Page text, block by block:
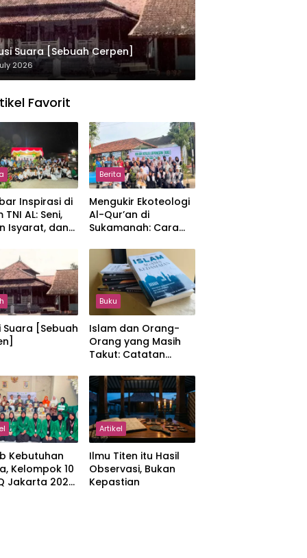
Suara [Sebuah Cerpen]
2026
Favorit
Inspirasi di
TNI AL: Seni,
Isyarat, dan
Berita
Mengukir Ekoteologi
Al-Qur’an di
Sukamanah: Cara
Jakarta Menjaga
Bumi Jonggol
Suara [Sebuah
Buku
Islam dan Orang-
Orang yang Masih
Takut: Catatan
Kemajemukan, dan
Negara dalam
Pemikiran Masykuri
Abdillah
Kebutuhan
Kelompok 10
Jakarta 2026
Artikel
Ilmu Titen itu Hasil
Observasi, Bukan
Kepastian